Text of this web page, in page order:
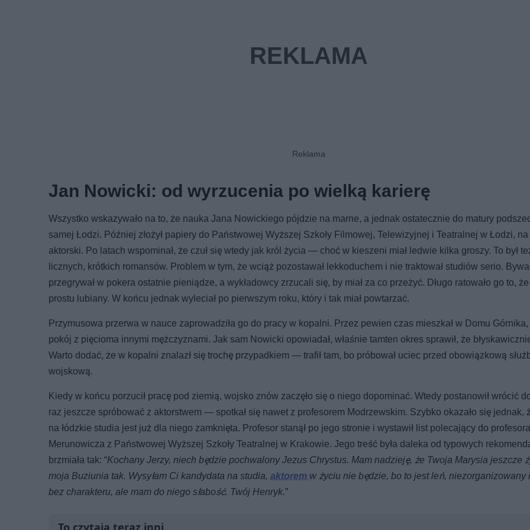
Jan Nowicki: od wyrzucenia po wielką karierę
Wszystko wskazywało na to, że nauka Jana Nowickiego pójdzie na marne, a jednak ostatecznie do matury
samej Łodzi. Później złożył papiery do Państwowej Wyższej Szkoły Filmowej, Telewizyjnej i Teatralnej w Łodzi, na
aktorski. Po latach wspominał, że czuł się wtedy jak król życia — choć w kieszeni miał ledwie kilka groszy. To był
licznych, krótkich romansów. Problem w tym, że wciąż pozostawał lekkoduchem i nie traktował studiów serio.
przegrywał w pokera ostatnie pieniądze, a wykładowcy zrzucali się, by miał za co przeżyć. Długo ratowało go to, że
prostu lubiany. W końcu jednak wyleciał po pierwszym roku, który i tak miał powtarzać.
Przymusowa przerwa w nauce zaprowadziła go do pracy w kopalni. Przez pewien czas mieszkał w Domu
pokój z pięcioma innymi mężczyznami. Jak sam Nowicki opowiadał, właśnie tamten okres sprawił, że
Warto dodać, że w kopalni znalazł się trochę przypadkiem — trafił tam, bo próbował uciec przed obowiązkową
wojskową.
Kiedy w końcu porzucił pracę pod ziemią, wojsko znów zaczęło się o niego dopominać. Wtedy postanowił wrócić
raz jeszcze spróbować z aktorstwem — spotkał się nawet z profesorem Modrzewskim. Szybko okazało się jednak,
na łódzkie studia jest już dla niego zamknięta. Profesor stanął po jego stronie i wystawił list polecający do profesora
Merunowicza z Państwowej Wyższej Szkoły Teatralnej w Krakowie. Jego treść była daleka od typowych
brzmiała tak: “Kochany Jerzy, niech będzie pochwalony Jezus Chrystus. Mam nadzieję, że Twoja Marysia jeszcze
moja Buziunia tak. Wysyłam Ci kandydata na studia, aktorem w życiu nie będzie, bo to jest leń, niezorganizowany
bez charakteru, ale mam do niego słabość. Twój Henryk.”